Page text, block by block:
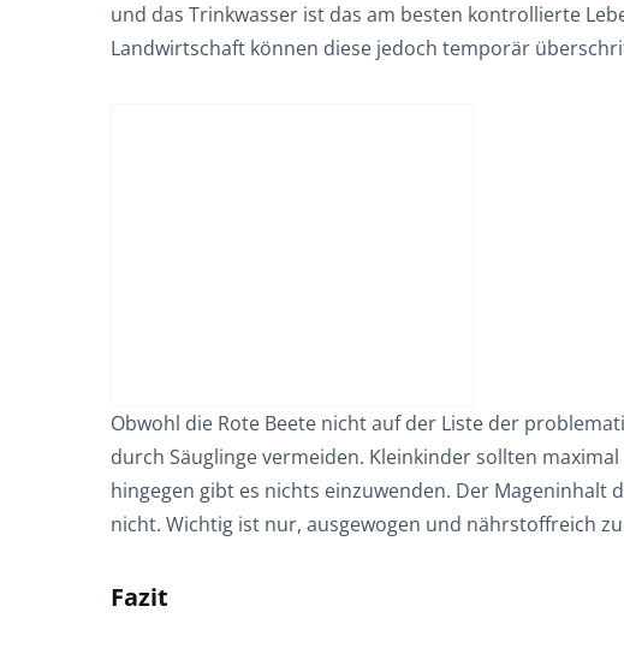
und das Trinkwasser ist das am besten kontrollierte
Landwirtschaft können diese jedoch temporär
Obwohl die Rote Beete nicht auf der Liste der
durch Säuglinge vermeiden. Kleinkinder sollten
hingegen gibt es nichts einzuwenden. Der
nicht. Wichtig ist nur, ausgewogen und nährstoffreich
Fazit